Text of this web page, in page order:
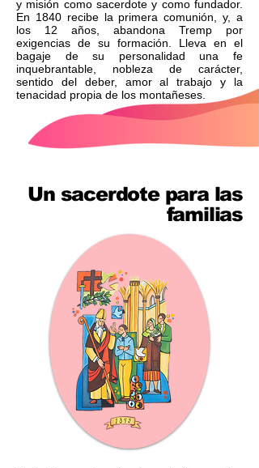
y misión como sacerdote y como fundador.
En 1840 recibe la primera comunión, y, a
los 12 años, abandona Tremp por
exigencias de su formación. Lleva en el
bagaje de su personalidad una fe
inquebrantable, nobleza de carácter,
sentido del deber, amor al trabajo y la
tenacidad propia de los montañeses.
Un sacerdote para las
familias